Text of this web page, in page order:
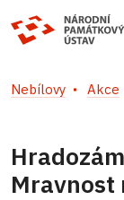
Nebílovy Akce
Mravnost